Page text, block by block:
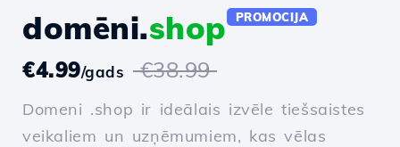
domēni.shop PROMOCIJA
€4.99/gads €38.99
Domeni .shop ir ideālais izvēle tiešsaistes
veikaliem un uzņēmumiem, kas vēlas